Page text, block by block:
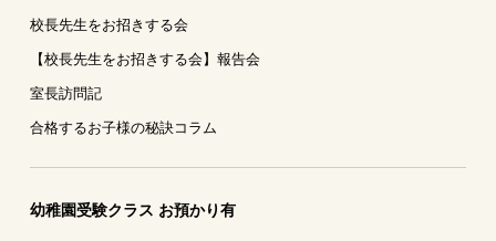
校長先生をお招きする会
【校長先生をお招きする会】報告会
室長訪問記
合格するお子様の秘訣コラム
幼稚園受験クラス お預かり有